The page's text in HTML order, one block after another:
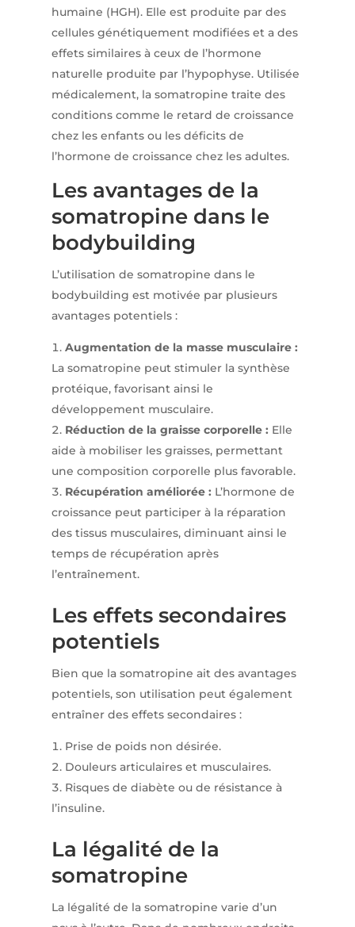
humaine (HGH). Elle est produite par des
cellules génétiquement modifiées et a des
effets similaires à ceux de l’hormone
naturelle produite par l’hypophyse. Utilisée
médicalement, la somatropine traite des
conditions comme le retard de croissance
chez les enfants ou les déficits de
l’hormone de croissance chez les adultes.
Les avantages de la
somatropine dans le
bodybuilding
L’utilisation de somatropine dans le
bodybuilding est motivée par plusieurs
avantages potentiels :
Augmentation de la masse musculaire :
La somatropine peut stimuler la synthèse
protéique, favorisant ainsi le
développement musculaire.
Réduction de la graisse corporelle : Elle
aide à mobiliser les graisses, permettant
une composition corporelle plus favorable.
Récupération améliorée : L’hormone de
croissance peut participer à la réparation
des tissus musculaires, diminuant ainsi le
temps de récupération après
l’entraînement.
Les effets secondaires
potentiels
Bien que la somatropine ait des avantages
potentiels, son utilisation peut également
entraîner des effets secondaires :
Prise de poids non désirée.
Douleurs articulaires et musculaires.
Risques de diabète ou de résistance à
l’insuline.
La légalité de la
somatropine
La légalité de la somatropine varie d’un